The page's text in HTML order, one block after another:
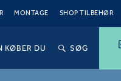
MONTAGE SHOP TILBEHØR
KØBER DU SØG